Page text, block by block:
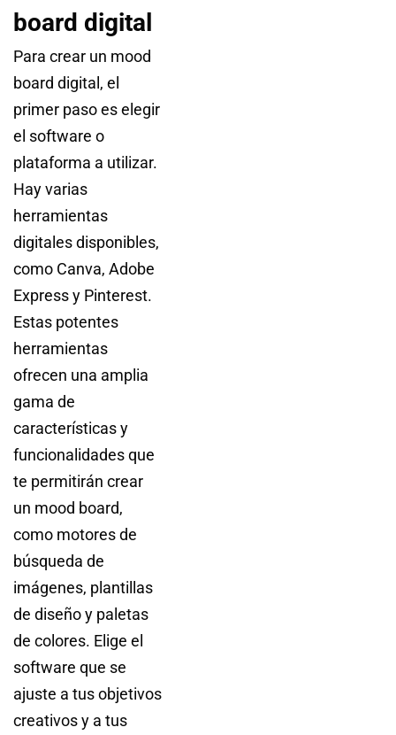
board digital
Para crear un mood
board digital, el
primer paso es elegir
el software o
plataforma a utilizar.
Hay varias
herramientas
digitales disponibles,
como Canva, Adobe
Express y Pinterest.
Estas potentes
herramientas
ofrecen una amplia
gama de
características y
funcionalidades que
te permitirán crear
un mood board,
como motores de
búsqueda de
imágenes, plantillas
de diseño y paletas
de colores. Elige el
software que se
ajuste a tus objetivos
creativos y a tus